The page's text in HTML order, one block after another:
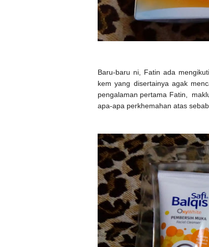
Baru-baru ni, Fatin ada
kem yang disertainya agak
pengalaman pertama Fatin,
apa-apa perkhemahan atas